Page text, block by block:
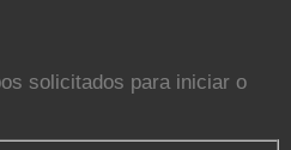
solicitados para iniciar o